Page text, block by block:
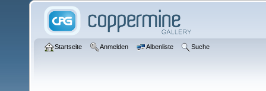
Startseite Anmelden Albenliste Suche